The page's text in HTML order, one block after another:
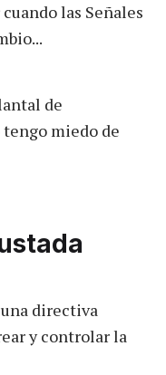
las Señales
de
miedo de
directiva
y controlar la